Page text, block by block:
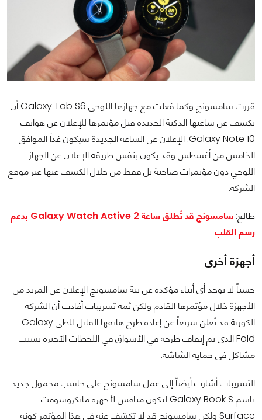
قررت سامسونج وكما فعلت مع جهازها اللوحي Galaxy Tab S6 أن
تكشف عن ساعتها الذكية الجديدة قبل مؤتمرها للإعلان عن هواتف
Galaxy Note 10. الإعلان عن الساعة الجديدة سيكون غداً الموافق
الخامس من أغسطس وقد يكون بنفس طريقة الإعلان عن الجهاز
اللوحي دون مؤتمرات صاخبة بل فقط من خلال الكشف عنها عبر موقع
الشركة.
طالع:
سامسونج قد تُطلق ساعة Galaxy Watch Active 2 بدعم
رسم القلب
أجهزة أخرى
حسناً لا توجد أي أنباء مؤكدة عن نية سامسونج الإعلان عن المزيد من
الأجهزة خلال مؤتمرها القادم ولكن ثمة تسريبات أفادت أن الشركة
الكورية قد تُعلن سريعاً عن إعادة طرح هاتفها القابل للطي Galaxy
Fold الذي تم إيقاف طرحه في الأسواق في اللحظات الأخيرة بسبب
مشاكل في حماية الشاشة.
التسريبات أشارت أيضاً إلى عمل سامسونج على حاسب محمول جديد
باسم Galaxy Book S ليكون منافس لأجهزة مايكروسوفت
Surface ولكن سامسونج قد لا تكشف عنه في هذا المؤتمر كونه